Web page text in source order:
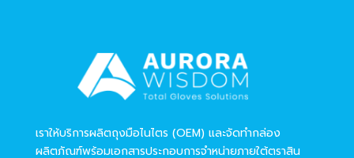
เราให้บริการผลิตถุงมือไนไตร (OEM) และจัดทำกล่อง
ผลิตภัณฑ์พร้อมเอกสารประกอบการจำหน่ายภายใต้ตราสิน